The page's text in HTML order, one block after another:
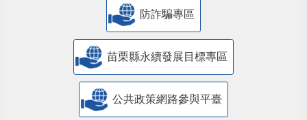
防詐騙專區
苗栗縣永續發展目標專區
公共政策網路參與平臺